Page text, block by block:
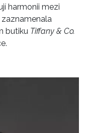
harmonii mezi
butiku Tiffany & Co.